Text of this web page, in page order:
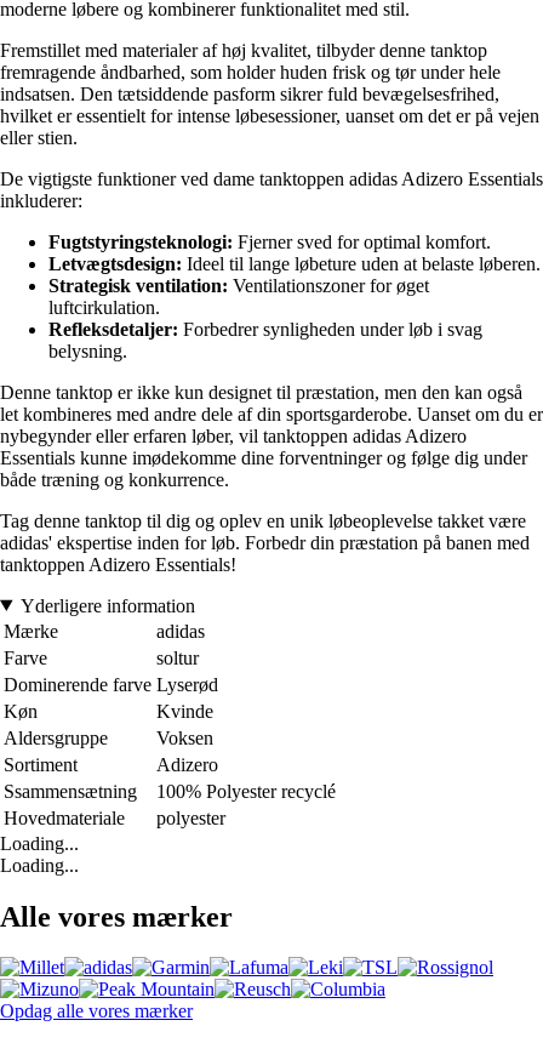
moderne løbere og kombinerer funktionalitet med stil.
Fremstillet med materialer af høj kvalitet, tilbyder denne tanktop
fremragende åndbarhed, som holder huden frisk og tør under hele
indsatsen. Den tætsiddende pasform sikrer fuld bevægelsesfrihed,
hvilket er essentielt for intense løbesessioner, uanset om det er på vejen
eller stien.
De vigtigste funktioner ved dame tanktoppen adidas Adizero Essentials
inkluderer:
Fugtstyringsteknologi: Fjerner sved for optimal komfort.
Letvægtsdesign: Ideel til lange løbeture uden at belaste løberen.
Strategisk ventilation: Ventilationszoner for øget
luftcirkulation.
Refleksdetaljer: Forbedrer synligheden under løb i svag
belysning.
Denne tanktop er ikke kun designet til præstation, men den kan også
let kombineres med andre dele af din sportsgarderobe. Uanset om du er
nybegynder eller erfaren løber, vil tanktoppen adidas Adizero
Essentials kunne imødekomme dine forventninger og følge dig under
både træning og konkurrence.
Tag denne tanktop til dig og oplev en unik løbeoplevelse takket være
adidas' ekspertise inden for løb. Forbedr din præstation på banen med
tanktoppen Adizero Essentials!
Yderligere information
Mærke
adidas
Farve
soltur
Dominerende farve Lyserød
Køn
Kvinde
Aldersgruppe
Voksen
Sortiment
Adizero
Ssammensætning
100% Polyester recyclé
Hovedmateriale
polyester
Loading...
Loading...
Alle vores mærker
Opdag alle vores mærker